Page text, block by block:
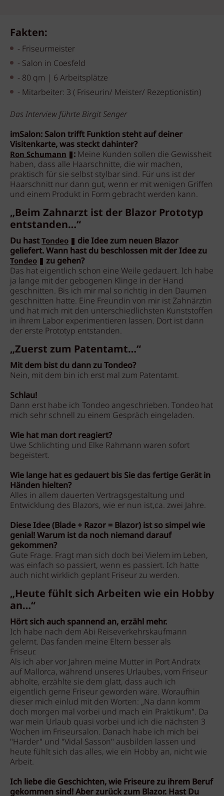
Fakten:
- Friseurmeister
- Salon in Coesfeld
- 80 qm | 6 Arbeitsplätze
- Mitarbeiter: 3 ( Friseurin/ Meister/ Rezeptionistin)
Das Interview führte Birgit Senger
imSalon: Salon trifft Funktion steht auf deiner
Visitenkarte, was steckt dahinter?
Ron Schumann : Meine Kunden sollen die Gewissheit
haben, dass alle Haarschnitte, die wir machen,
praktisch für sie selbst stylbar sind. Für uns ist der
Haarschnitt nur dann gut, wenn er mit wenigen Griffen
und einem Produkt in Form gebracht werden kann.
„Beim Zahnarzt ist der Blazor Prototyp
entstanden…“
Du hastTondeo
die Idee zum neuen Blazor
geliefert. Wann hast du beschlossen mit der Idee zu
Tondeo
zu gehen?
Das hat eigentlich schon eine Weile gedauert. Ich habe
ja lange mit der gebogenen Klinge in der Hand
geschnitten. Bis ich mir mal so richtig in den Daumen
geschnitten hatte. Eine Freundin von mir ist Zahnärztin
und hat mich mit den unterschiedlichsten Kunststoffen
in ihrem Labor experimentieren lassen. Dort ist dann
der erste Prototyp entstanden.
„Zuerst zum Patentamt…“
Mit dem bist du dann zu Tondeo?
Nein, mit dem bin ich erst mal zum Patentamt.
Schlau!
Dann erst habe ich Tondeo angeschrieben. Tondeo hat
mich sehr schnell zu einem Gespräch eingeladen.
Wie hat man dort reagiert?
Uwe Schlichting und Elke Rahmann waren sofort
begeistert.
Wie lange hat es gedauert bis Sie das fertige Gerät in
Händen hielten?
Alles in allem dauerten Vertragsgestaltung und
Entwicklung des Blazors, wie er nun ist,ca. zwei Jahre.
Diese Idee (Blade + Razor = Blazor) ist so simpel wie
genial! Warum ist da noch niemand darauf
gekommen?
Gute Frage. Fragt man sich doch bei Vielem im Leben,
was einfach so passiert, wenn es passiert. Ich hatte
auch nicht wirklich geplant Friseur zu werden.
„Heute fühlt sich Arbeiten wie ein Hobby
an…“
Hört sich auch spannend an, erzähl mehr.
Ich habe nach dem Abi Reiseverkehrskaufmann
gelernt. Das fanden meine Eltern besser als
Friseur.
Als ich aber vor Jahren meine Mutter in Port Andratx
auf Mallorca, während unseres Urlaubes, vom Friseur
abholte, erzählte sie dem glatt, dass auch ich
eigentlich gerne Friseur geworden wäre. Woraufhin
dieser mich einlud mit den Worten: „Na dann komm
doch morgen mal vorbei und mach ein Praktikum". Da
war mein Urlaub quasi vorbei und ich die nächsten 3
Wochen im Friseursalon. Danach habe ich mich bei
"Harder" und "Vidal Sasson" ausbilden lassen und
heute fühlt sich das alles, wie ein Hobby an, nicht wie
Arbeit.
Ich liebe die Geschichten, wie Friseure zu ihrem Beruf
gekommen sind! Aber zurück zum Blazor. Hast Du